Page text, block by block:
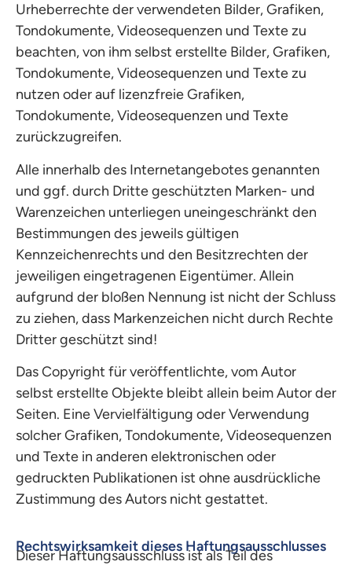
Urheberrechte der verwendeten Bilder, Grafiken,
Tondokumente, Videosequenzen und Texte zu
beachten, von ihm selbst erstellte Bilder, Grafiken,
Tondokumente, Videosequenzen und Texte zu
nutzen oder auf lizenzfreie Grafiken,
Tondokumente, Videosequenzen und Texte
zurückzugreifen.
Alle innerhalb des Internetangebotes genannten
und ggf. durch Dritte geschützten Marken- und
Warenzeichen unterliegen uneingeschränkt den
Bestimmungen des jeweils gültigen
Kennzeichenrechts und den Besitzrechten der
jeweiligen eingetragenen Eigentümer. Allein
aufgrund der bloßen Nennung ist nicht der Schluss
zu ziehen, dass Markenzeichen nicht durch Rechte
Dritter geschützt sind!
Das Copyright für veröffentlichte, vom Autor
selbst erstellte Objekte bleibt allein beim Autor der
Seiten. Eine Vervielfältigung oder Verwendung
solcher Grafiken, Tondokumente, Videosequenzen
und Texte in anderen elektronischen oder
gedruckten Publikationen ist ohne ausdrückliche
Zustimmung des Autors nicht gestattet.
Rechtswirksamkeit dieses Haftungsausschlusses
Dieser Haftungsausschluss ist als Teil des